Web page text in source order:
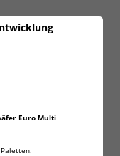
Euro Multi